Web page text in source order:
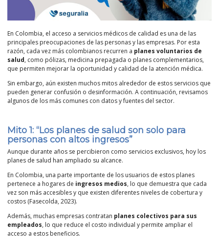
En Colombia, el acceso a servicios médicos de calidad es una de las
principales preocupaciones de las personas y las empresas. Por esta
razón, cada vez más colombianos recurren a planes voluntarios de
salud, como pólizas, medicina prepagada o planes complementarios,
que permiten mejorar la oportunidad y calidad de la atención médica.
Sin embargo, aún existen muchos mitos alrededor de estos servicios que
pueden generar confusión o desinformación. A continuación, revisamos
algunos de los más comunes con datos y fuentes del sector.
Mito 1: “Los planes de salud son solo para
personas con altos ingresos”
Aunque durante años se percibieron como servicios exclusivos, hoy los
planes de salud han ampliado su alcance.
En Colombia, una parte importante de los usuarios de estos planes
pertenece a hogares de ingresos medios, lo que demuestra que cada
vez son más accesibles y que existen diferentes niveles de cobertura y
costos (Fasecolda, 2023).
Además, muchas empresas contratan planes colectivos para sus
empleados, lo que reduce el costo individual y permite ampliar el
acceso a estos beneficios.